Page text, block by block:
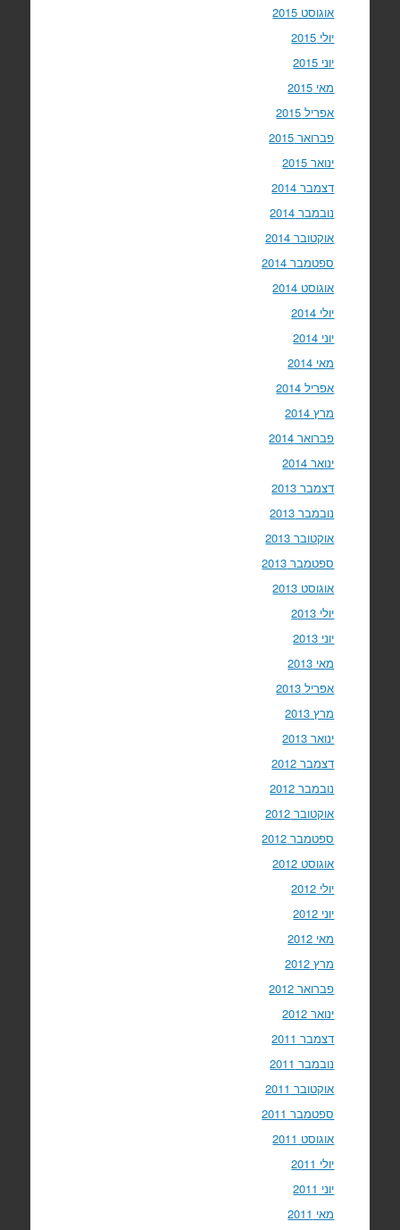
אוגוסט 2015
יולי 2015
יוני 2015
מאי 2015
אפריל 2015
פברואר 2015
ינואר 2015
דצמבר 2014
נובמבר 2014
אוקטובר 2014
ספטמבר 2014
אוגוסט 2014
יולי 2014
יוני 2014
מאי 2014
אפריל 2014
מרץ 2014
פברואר 2014
ינואר 2014
דצמבר 2013
נובמבר 2013
אוקטובר 2013
ספטמבר 2013
אוגוסט 2013
יולי 2013
יוני 2013
מאי 2013
אפריל 2013
מרץ 2013
ינואר 2013
דצמבר 2012
נובמבר 2012
אוקטובר 2012
ספטמבר 2012
אוגוסט 2012
יולי 2012
יוני 2012
מאי 2012
מרץ 2012
פברואר 2012
ינואר 2012
דצמבר 2011
נובמבר 2011
אוקטובר 2011
ספטמבר 2011
אוגוסט 2011
יולי 2011
יוני 2011
מאי 2011